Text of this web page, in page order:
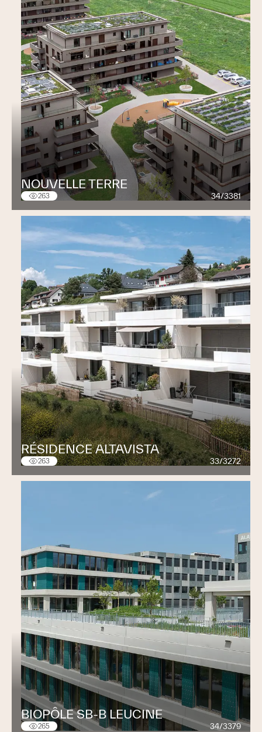
NOUVELLE TERRE
263 34/3381
RÉSIDENCE ALTAVISTA
263 33/3272
BIOPÔLE SB-B LEUCINE
265 34/3379